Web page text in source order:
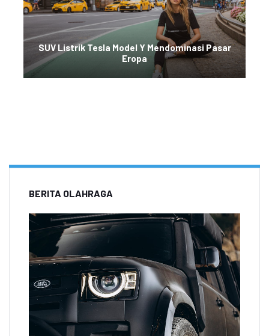
SUV Listrik Tesla Model Y Mendominasi Pasar
Eropa
BERITA OLAHRAGA